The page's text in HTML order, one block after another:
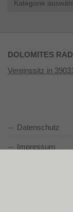
DOLOMITES
Vereinssitz in
Datenschutz
Impressum